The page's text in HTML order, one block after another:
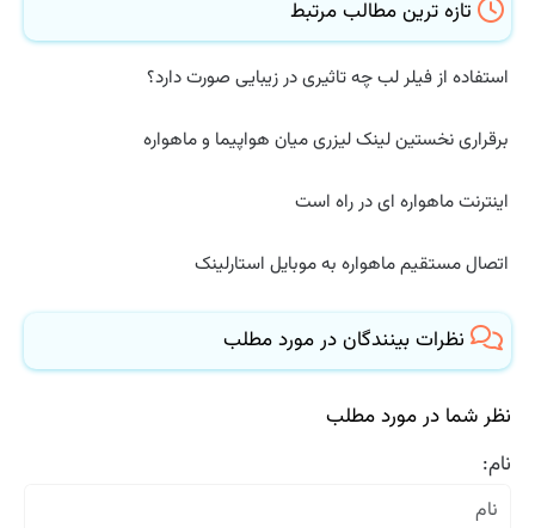
تازه ترین مطالب مرتبط
استفاده از فیلر لب چه تاثیری در زیبایی صورت دارد؟
برقراری نخستین لینک لیزری میان هواپیما و ماهواره
اینترنت ماهواره ای در راه است
اتصال مستقیم ماهواره به موبایل استارلینک
نظرات بینندگان در مورد مطلب
نظر شما در مورد مطلب
نام: